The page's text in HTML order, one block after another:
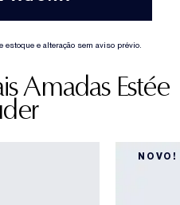
e alteração sem aviso prévio.
Amadas Estée
NOVO!